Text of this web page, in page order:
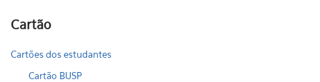
Cartão
Cartões dos estudantes
Cartão BUSP